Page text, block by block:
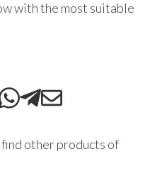
with the most suitable
find other products of